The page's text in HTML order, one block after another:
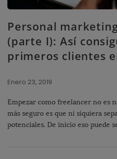
Personal
(parte I): Así
primeros clientes
Enero 23, 2019
Empezar como freelancer no es
más seguro es que ni siquiera
potenciales. De inicio eso puede